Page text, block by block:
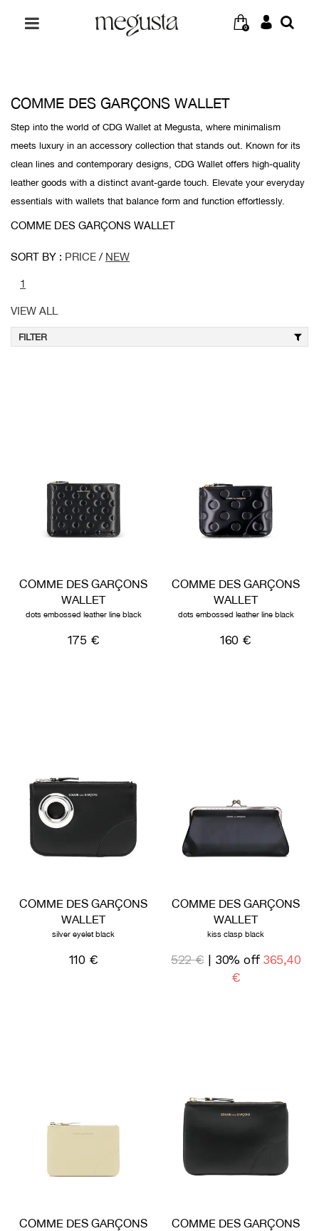
0
COMME DES GARÇONS WALLET
Step into the world of CDG Wallet at Megusta, where minimalism
meets luxury in an accessory collection that stands out. Known for its
clean lines and contemporary designs, CDG Wallet offers high-quality
leather goods with a distinct avant-garde touch. Elevate your everyday
essentials with wallets that balance form and function effortlessly.
COMME DES GARÇONS WALLET
SORT BY : PRICE / NEW
1
VIEW ALL
FILTER
COMME DES GARÇONS
WALLET
dots embossed leather line black
175 €
COMME DES GARÇONS
WALLET
dots embossed leather line black
160 €
COMME DES GARÇONS
WALLET
silver eyelet black
110 €
COMME DES GARÇONS
WALLET
kiss clasp black
522 €| 30% off 365,40
€
COMME DES GARÇONS
COMME DES GARÇONS